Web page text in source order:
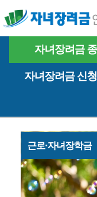
자녀장려금
자녀장려금 신
근로·자녀장학금